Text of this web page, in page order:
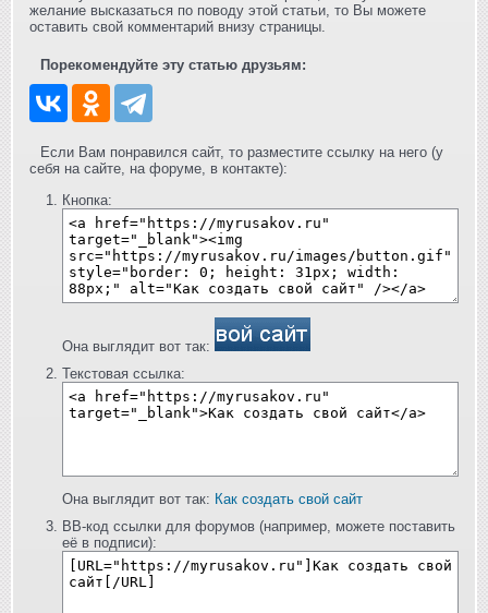
желание высказаться по поводу этой статьи, то Вы можете
оставить свой комментарий внизу страницы.
Порекомендуйте эту статью друзьям:
Если Вам понравился сайт, то разместите ссылку на него (у
себя на сайте, на форуме, в контакте):
Кнопка:
Она выглядит вот так:
Текстовая ссылка:
Она выглядит вот так: Как создать свой сайт
BB-код ссылки для форумов (например, можете поставить
её в подписи):